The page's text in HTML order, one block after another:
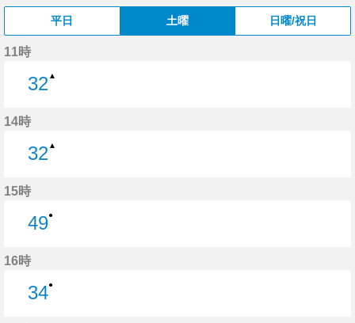
平日 土曜 日曜/祝日
11時
32▲
14時
32▲
15時
49●
16時
34●